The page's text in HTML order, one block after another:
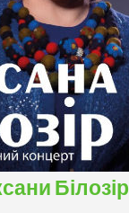
Білозір